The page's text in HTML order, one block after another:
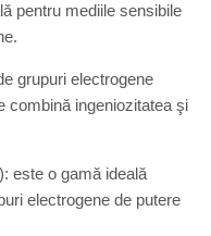
pentru mediile sensibile
grupuri electrogene
combină ingeniozitatea şi
este o gamă ideală
electrogene de putere